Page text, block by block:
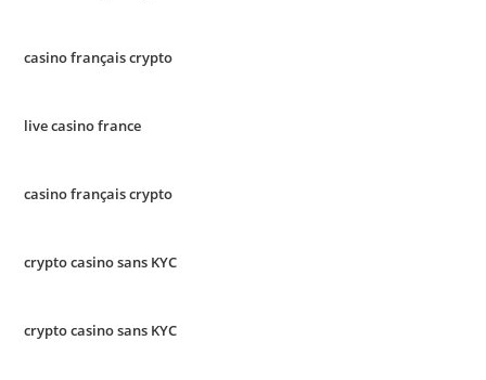
casino français crypto
live casino france
casino français crypto
crypto casino sans KYC
crypto casino sans KYC